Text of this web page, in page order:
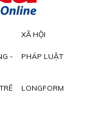
XÃ HỘI
-
PHÁP LUẬT
LONGFORM